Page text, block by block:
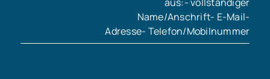
aus:- vollständiger
Name/Anschrift- E-Mail-
Adresse- Telefon/Mobilnummer